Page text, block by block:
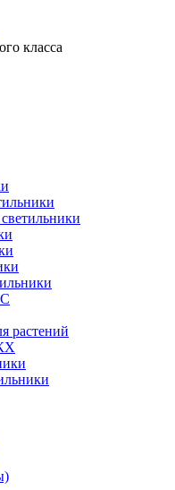
класса
растений